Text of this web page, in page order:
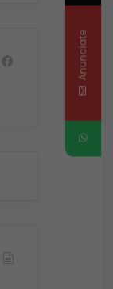
Anunciate